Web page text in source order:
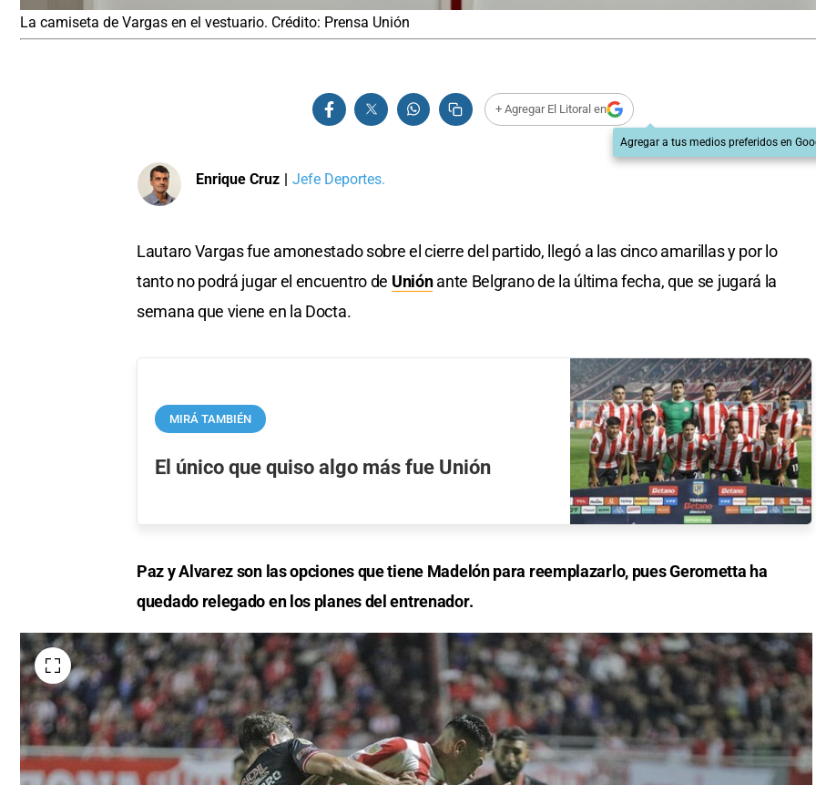
La camiseta de Vargas en el vestuario. Crédito: Prensa Unión
+ Agregar El Litoral en
Agregar a tus medios preferidos en
Enrique Cruz | Jefe Deportes.
Lautaro Vargas fue amonestado sobre el cierre del partido, llegó a las cinco amarillas y por lo
tanto no podrá jugar el encuentro de Uniónante Belgrano de la última fecha, que se jugará la
semana que viene en la Docta.
MIRÁ TAMBIÉN
El único que quiso algo más fue Unión
Paz y Alvarez son las opciones que tiene Madelón para reemplazarlo, pues Gerometta ha
quedado relegado en los planes del entrenador.